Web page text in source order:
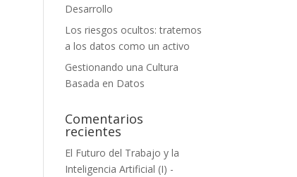
Desarrollo
Los riesgos ocultos: tratemos
a los datos como un activo
Gestionando una Cultura
Basada en Datos
Comentarios
recientes
El Futuro del Trabajo y la
Inteligencia Artificial (I) -